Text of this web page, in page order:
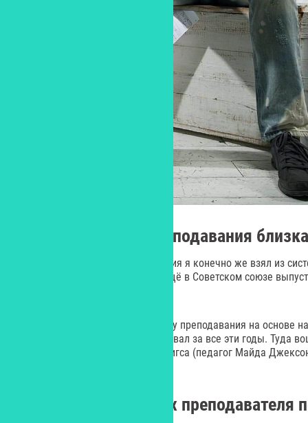
Какая методика преподавания
Основную методику преподавания я конечно же взял из
Владимира Коробки, который ещё в Советском союзе
Затем я создал уже свою систему преподавания на основе
упражнений которые я использовал за все эти годы. Туда
американского педагога Сета Ригса (педагог Майда
В чем главный успех преподавателя